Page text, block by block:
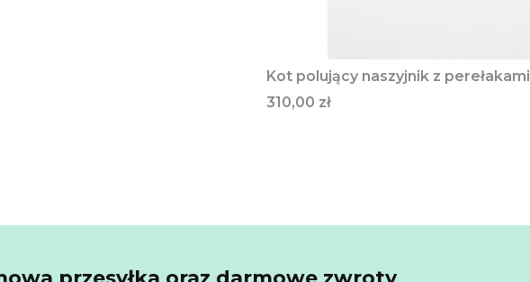
Kot polujący naszyjnik z perełakami
Cena
310,00 zł